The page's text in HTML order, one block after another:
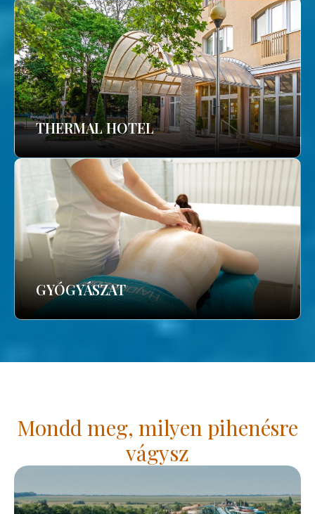
THERMAL HOTEL
GYÓGYÁSZAT
Mondd meg, milyen pihenésre
vágysz